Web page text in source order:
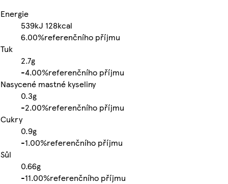
Energie
539kJ 128kcal
6.00%referenčního příjmu
Tuk
2.7g
-4.00%referenčního příjmu
Nasycené mastné kyseliny
0.3g
-2.00%referenčního příjmu
Cukry
0.9g
-1.00%referenčního příjmu
Sůl
0.66g
-11.00%referenčního příjmu